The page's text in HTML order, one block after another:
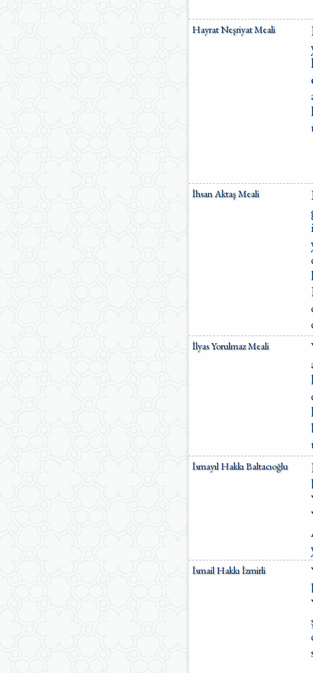
Hayrat Neşriyat Meali
İhsan Aktaş Meali
İlyas Yorulmaz Meali
İsmayıl Hakkı Baltacıoğlu
İsmail Hakkı İzmirli